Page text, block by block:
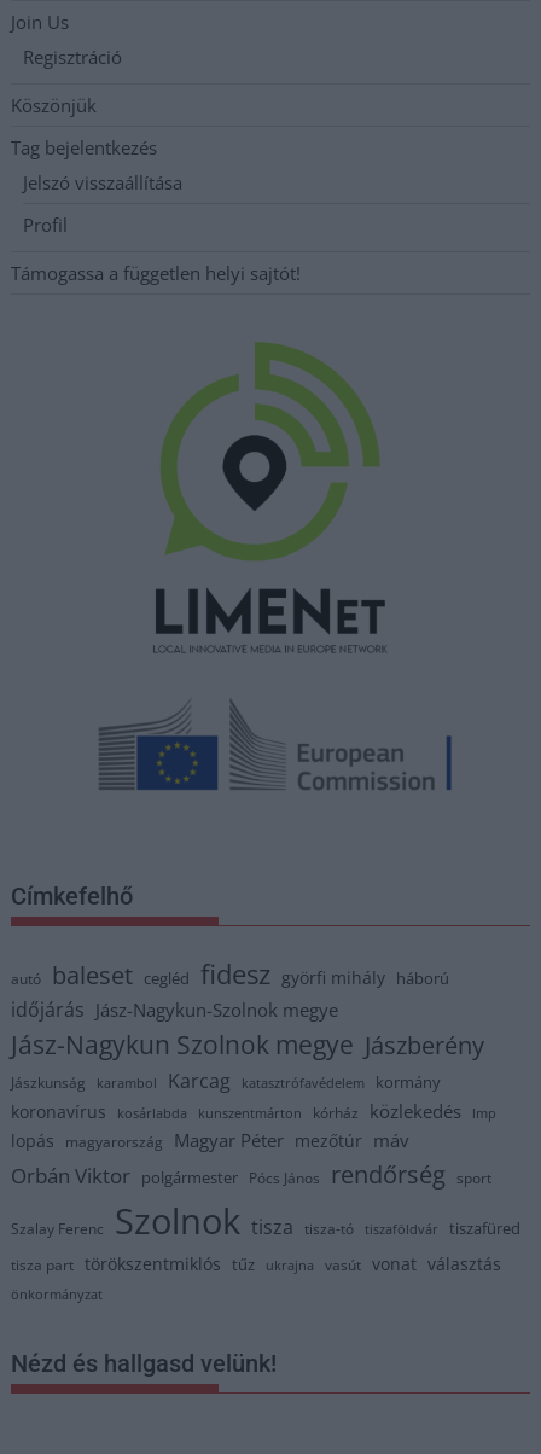
Join Us
Regisztráció
Köszönjük
Tag bejelentkezés
Jelszó visszaállítása
Profil
Támogassa a független helyi sajtót!
Címkefelhő
autó baleset cegléd fidesz györfi mihály háború
időjárás Jász-Nagykun-Szolnok megye
Jász-Nagykun Szolnok megye Jászberény
Jászkunság karambol Karcag katasztrófavédelem kormány
koronavírus kosárlabda kunszentmárton kórház közlekedés lmp
lopás magyarország Magyar Péter mezőtúr máv
Orbán Viktor polgármester Pócs János rendőrség sport
Szalay Ferenc Szolnok tisza tisza-tó tiszaföldvár tiszafüred
tisza part törökszentmiklós tűz ukrajna vasút vonat választás
önkormányzat
Nézd és hallgasd velünk!